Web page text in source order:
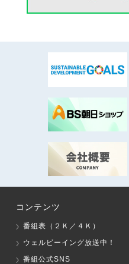
コンテンツ
番組表（２Ｋ／４Ｋ）
ウェルビーイング放送中！
番組公式SNS